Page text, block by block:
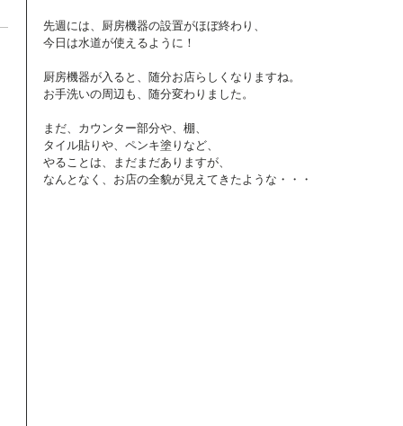
先週には、厨房機器の設置がほぼ終わり、
今日は水道が使えるように！
厨房機器が入ると、随分お店らしくなりますね。
お手洗いの周辺も、随分変わりました。
まだ、カウンター部分や、棚、
タイル貼りや、ペンキ塗りなど、
やることは、まだまだありますが、
なんとなく、お店の全貌が見えてきたような・・・